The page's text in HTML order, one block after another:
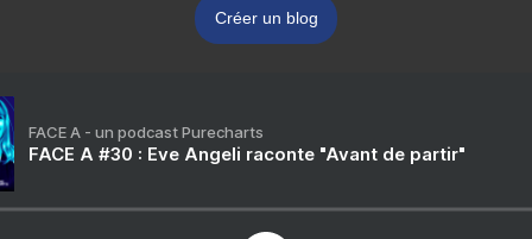
Créer un blog
FACE A - un podcast Purecharts
FACE A #30 : Eve Angeli raconte "Avant de partir"